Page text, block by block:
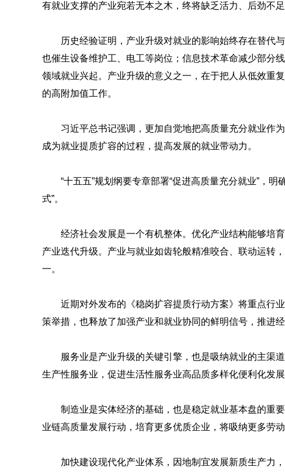
有就业支撑的产业宛若无本之木，终将缺乏活力、后劲不足
历史经验证明，产业升级对就业的影响始终存在替代
也催生设备维护工、电工等岗位；信息技术革命减少部分
领域就业兴起。产业升级的意义之一，在于把人从低效重
的高附加值工作。
习近平总书记强调，更加自觉地把高质量充分就业作
成为就业提质扩容的过程，提高发展的就业带动力。
“十五五”规划纲要专章部署“促进高质量充分就业”，
式”。
经济社会发展是一个有机整体。优化产业结构能够培
产业迭代升级。产业与就业如齿轮般精准咬合、联动运转
一。
近期对外发布的《稳岗扩容提质行动方案》将重点行
策举措，也释放了加强产业和就业协同的鲜明信号，推进
服务业是产业升级的关键引擎，也是吸纳就业的主渠
生产性服务业，促进生活性服务业高品质多样化便利化发
制造业是实体经济的基础，也是稳定就业基本盘的重
业链高质量发展行动，培育更多优质企业，将吸纳更多劳
加快建设现代化产业体系，因地制宜发展新质生产力